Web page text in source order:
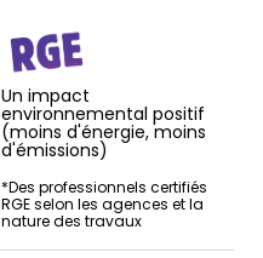
Un impact
environnemental positif
(moins d'énergie, moins
d'émissions)
*Des professionnels certifiés
RGE selon les agences et la
nature des travaux